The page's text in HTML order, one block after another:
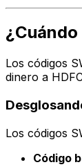
Los códigos
dinero a
Los códigos
Código